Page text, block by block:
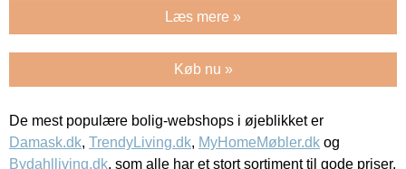
Læs mere »
Køb nu »
De mest populære bolig-webshops i øjeblikket er
Damask.dk, TrendyLiving.dk, MyHomeMøbler.dk og
Bydahlliving.dk, som alle har et stort sortiment til gode priser.